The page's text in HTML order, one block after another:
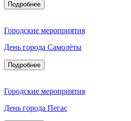
Подробнее
Городские мероприятия
День города Самолёты
Подробнее
Городские мероприятия
День города Пегас